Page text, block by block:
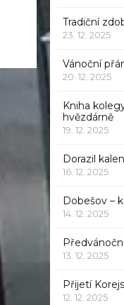
Tradiční
23. 12. 2025
Vánoční
20. 12. 2025
Kniha
hvězdárně
19. 12. 2025
Dorazil
16. 12. 2025
Dobešov –
14. 12. 2025
13. 12. 2025
Přijetí
12. 12. 2025